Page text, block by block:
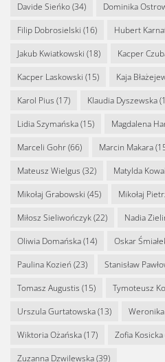
Davide Sieńko(34) Dominika
Filip Dobrosielski (16) Hubert
Jakub Kwiatkowski (18) Kacper
Kacper Laskowski (15) Kaja
Karol Pius (17) Klaudia Dyszewska
Lidia Szymańska(15) Magdalena
Marceli Gohr(66) Marcin Makara
Mateusz Wielgus (32) Matylda
Mikołaj Grabowski (45) Mikołaj
Miłosz Sieliwończyk(22) Nadia
Oliwia Domańska(14) Oskar
Paulina Kozień (23) Stanisław
Tomasz Augustis (15) Tymoteusz
Urszula Gurtatowska(13)
Wiktoria Ożańska(17) Zofia Kosicka
Zuzanna Dzwilewska(39)